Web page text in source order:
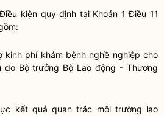
kiện quy định tại Khoản 1 Điều 11
kinh phí khám bệnh nghề nghiệp cho
do Bộ trưởng Bộ Lao động - Thương
kết quả quan trắc môi trường lao